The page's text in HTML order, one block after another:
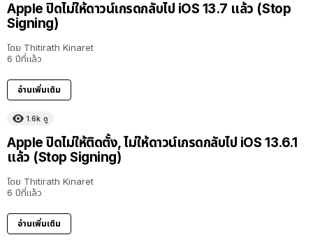
Apple ปิดไม่ให้ดาวน์เกรดกลับไป iOS 13.7 แล้ว (Stop
Signing)
โดย Thitirath Kinaret
6 ปีที่แล้ว
อ่านเพิ่มเติม
1.6k ดู
Apple ปิดไม่ให้ติดตั้ง, ไม่ให้ดาวน์เกรดกลับไป iOS 13.6.1
แล้ว (Stop Signing)
โดย Thitirath Kinaret
6 ปีที่แล้ว
อ่านเพิ่มเติม